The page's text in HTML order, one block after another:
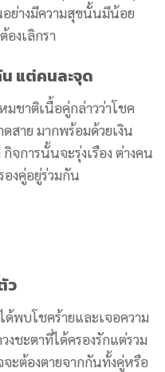
ย่างมีความสุขนั้นมีน้อย
งเลิกรา
แต่คนละจุด
มชาติเนื้อคู่กล่าวว่าโชค
สาย มากพร้อมด้วยเงิน
จการนั้นจะรุ่งเรือง ต่างคน
องคู่อยู่ร่วมกัน
ว
บโชคร้ายและเจอความ
งชะตาที่ได้ครองรักแต่รวม
จะต้องตายจากกันทั้งคู่หรือ